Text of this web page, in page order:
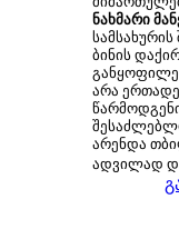
ნახმარი
ბინის
არა
არენდა
ადვილად